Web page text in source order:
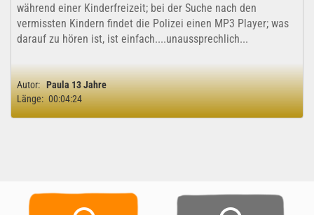
während einer Kinderfreizeit; bei der Suche nach den
vermissten Kindern findet die Polizei einen MP3 Player; was
darauf zu hören ist, ist einfach....unaussprechlich...
Autor: Paula 13 Jahre
Länge: 00:04:24